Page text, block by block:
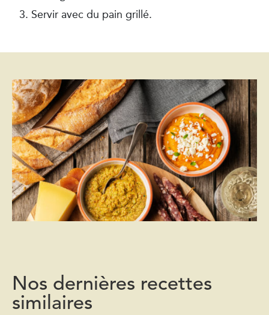
Servir avec du pain grillé.
Nos dernières recettes
similaires